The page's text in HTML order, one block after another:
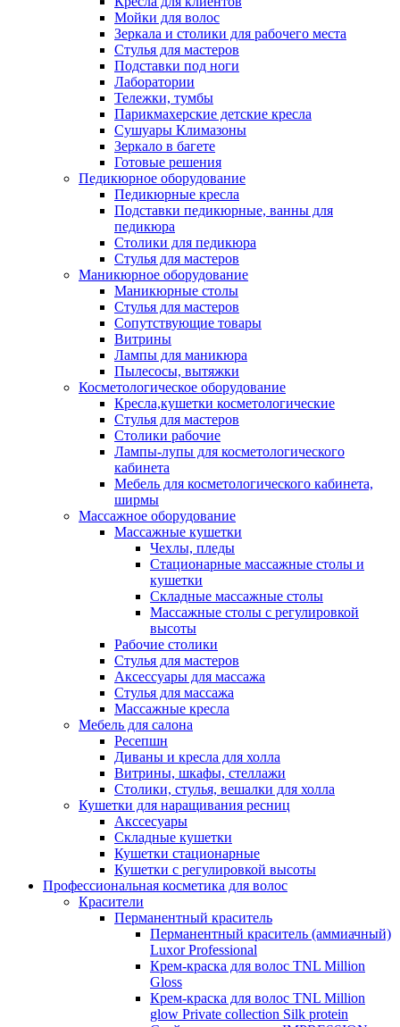
Мойки для волос
Зеркала и столики для рабочего места
Стулья для мастеров
Подставки под ноги
Лаборатории
Тележки, тумбы
Парикмахерские детские кресла
Сушуары Климазоны
Зеркало в багете
Готовые решения
Педикюрное оборудование
Педикюрные кресла
Подставки педикюрные, ванны для
педикюра
Столики для педикюра
Стулья для мастеров
Маникюрное оборудование
Маникюрные столы
Стулья для мастеров
Сопутствующие товары
Витрины
Лампы для маникюра
Пылесосы, вытяжки
Косметологическое оборудование
Кресла,кушетки косметологические
Стулья для мастеров
Столики рабочие
Лампы-лупы для косметологического
кабинета
Мебель для косметологического кабинета,
ширмы
Массажное оборудование
Массажные кушетки
Чехлы, пледы
Стационарные массажные столы и
кушетки
Складные массажные столы
Массажные столы с регулировкой
высоты
Рабочие столики
Стулья для мастеров
Аксессуары для массажа
Стулья для массажа
Массажные кресла
Мебель для салона
Ресепшн
Диваны и кресла для холла
Витрины, шкафы, стеллажи
Столики, стулья, вешалки для холла
Кушетки для наращивания ресниц
Акссесуары
Складные кушетки
Кушетки стационарные
Кушетки с регулировкой высоты
Профессиональная косметика для волос
Красители
Перманентный краситель
Перманентный краситель (аммиачный)
Luxor Professional
Крем-краска для волос TNL Million
Gloss
Крем-краска для волос TNL Million
glow Private collection Silk protein